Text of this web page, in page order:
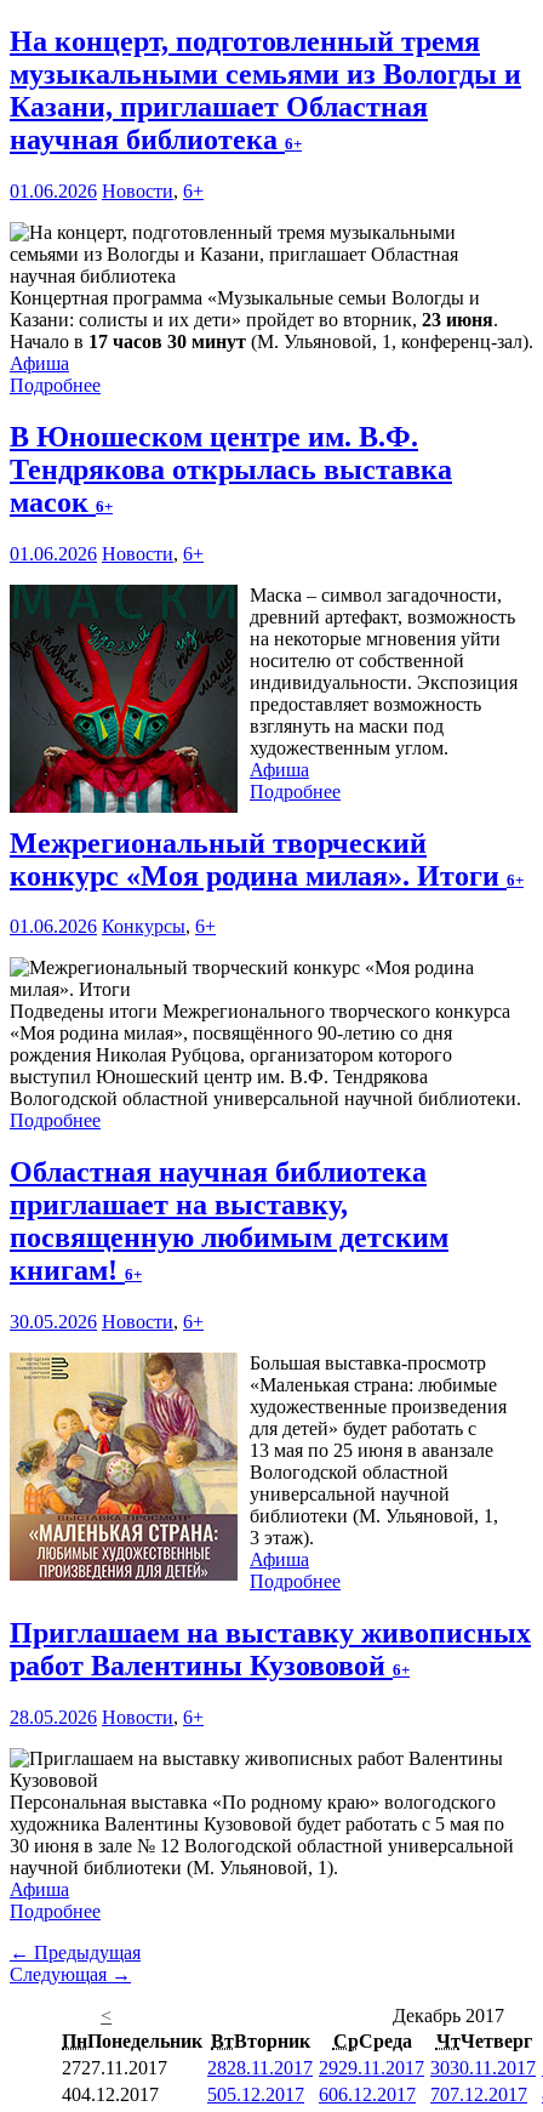
На концерт, подготовленный тремя
музыкальными семьями из Вологды и
Казани, приглашает Областная
научная библиотека 6+
01.06.2026 Новости, 6+
Концертная программа «Музыкальные семьи Вологды и
Казани: солисты и их дети» пройдет во вторник, 23 июня.
Начало в 17 часов 30 минут (М. Ульяновой, 1, конференц-зал).
Афиша
Подробнее
В Юношеском центре им. В.Ф.
Тендрякова открылась выставка
масок 6+
01.06.2026 Новости, 6+
Маска – символ загадочности,
древний артефакт, возможность
на некоторые мгновения уйти
носителю от собственной
индивидуальности. Экспозиция
предоставляет возможность
взглянуть на маски под
художественным углом.
Афиша
Подробнее
Межрегиональный творческий
конкурс «Моя родина милая». Итоги 6+
01.06.2026 Конкурсы, 6+
Подведены итоги Межрегионального творческого конкурса
«Моя родина милая», посвящённого 90-летию со дня
рождения Николая Рубцова, организатором которого
выступил Юношеский центр им. В.Ф. Тендрякова
Вологодской областной универсальной научной библиотеки.
Подробнее
Областная научная библиотека
приглашает на выставку,
посвященную любимым детским
книгам! 6+
30.05.2026 Новости, 6+
Большая выставка-просмотр
«Маленькая страна: любимые
художественные произведения
для детей» будет работать с
13 мая по 25 июня в аванзале
Вологодской областной
универсальной научной
библиотеки (М. Ульяновой, 1,
3 этаж).
Афиша
Подробнее
Приглашаем на выставку живописных
работ Валентины Кузововой 6+
28.05.2026 Новости, 6+
Персональная выставка «По родному краю» вологодского
художника Валентины Кузововой будет работать с 5 мая по
30 июня в зале № 12 Вологодской областной универсальной
научной библиотеки (М. Ульяновой, 1).
Афиша
Подробнее
← Предыдущая
Следующая →
<
Декабрь 2017
ПнПонедельник ВтВторник СрСреда ЧтЧетверг
2727.11.2017 2828.11.2017 2929.11.2017 3030.11.2017
404.12.2017 505.12.2017 606.12.2017 707.12.2017